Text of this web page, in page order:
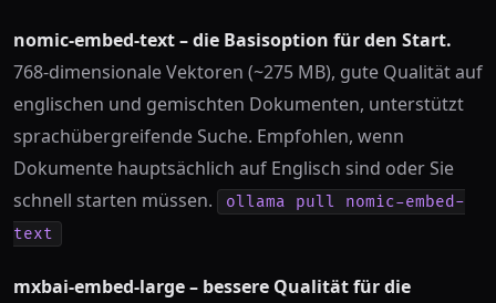
nomic-embed-text – die Basisoption für den Start.
768-dimensionale Vektoren (~275 MB), gute Qualität auf
englischen und gemischten Dokumenten, unterstützt
sprachübergreifende Suche. Empfohlen, wenn
Dokumente hauptsächlich auf Englisch sind oder Sie
schnell starten müssen.
ollama pull nomic-embed-
text
mxbai-embed-large – bessere Qualität für die